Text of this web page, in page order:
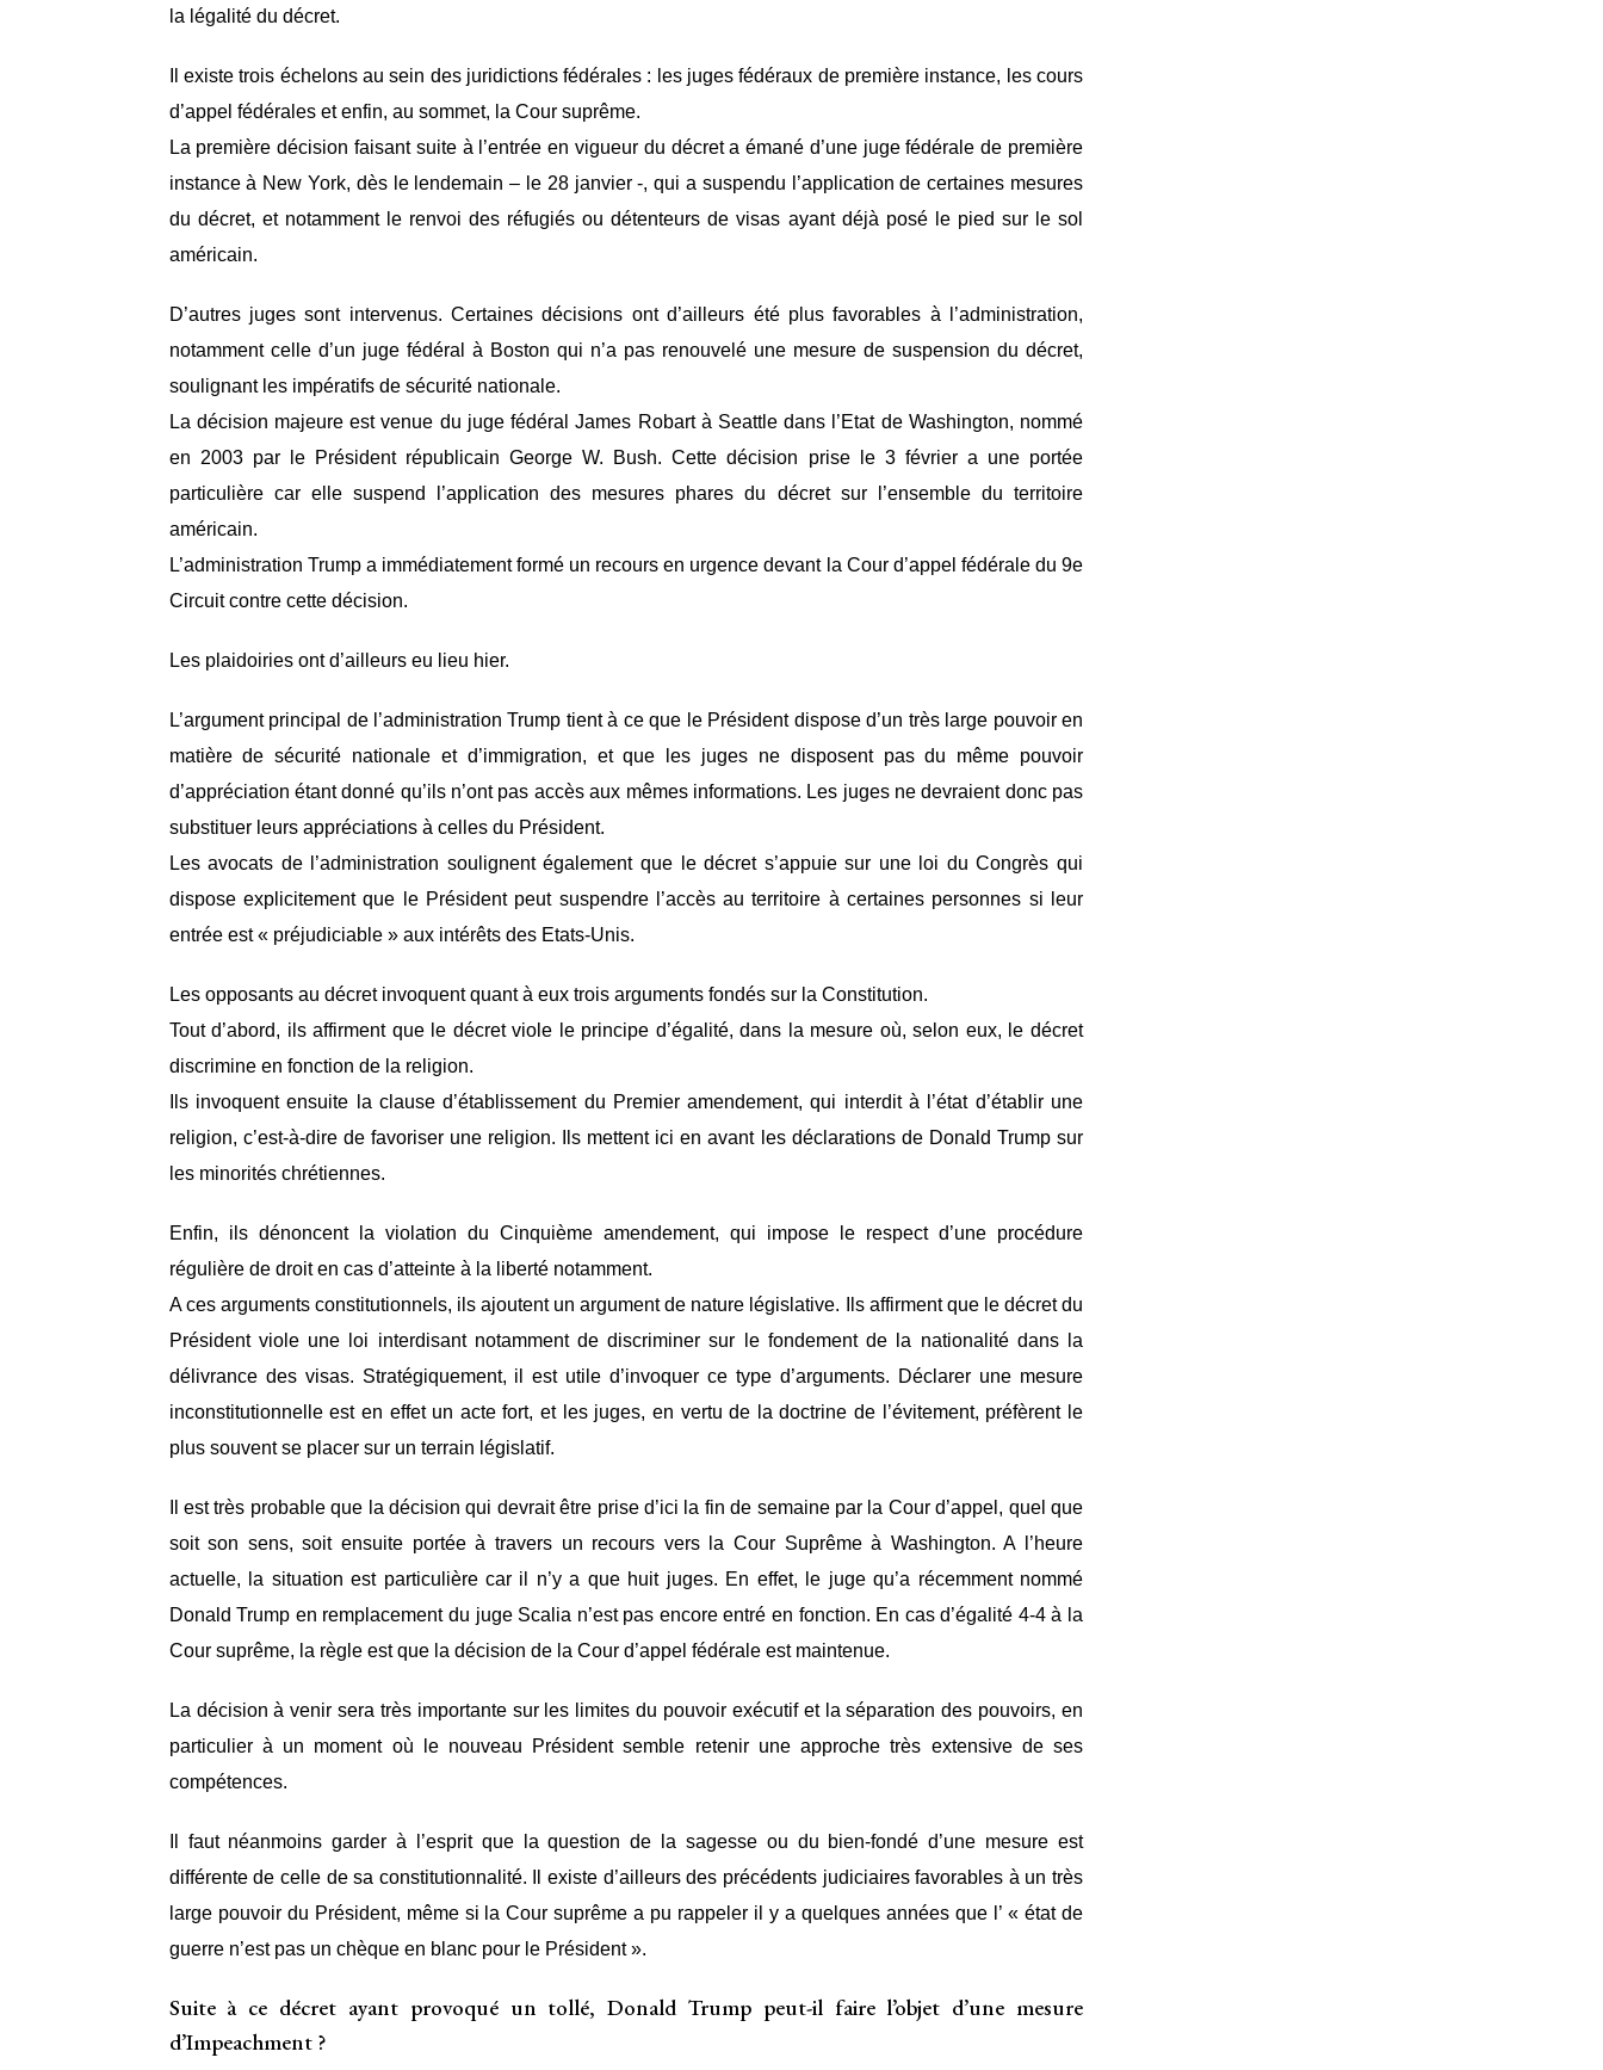
la légalité du décret.
Il existe trois échelons au sein des juridictions fédérales : les juges fédéraux de première instance, les cours
d’appel fédérales et enfin, au sommet, la Cour suprême.
La première décision faisant suite à l’entrée en vigueur du décret a émané d’une juge fédérale de première
instance à New York, dès le lendemain – le 28 janvier -, qui a suspendu l’application de certaines mesures
du décret, et notamment le renvoi des réfugiés ou détenteurs de visas ayant déjà posé le pied sur le sol
américain.
D’autres juges sont intervenus. Certaines décisions ont d’ailleurs été plus favorables à l’administration,
notamment celle d’un juge fédéral à Boston qui n’a pas renouvelé une mesure de suspension du décret,
soulignant les impératifs de sécurité nationale.
La décision majeure est venue du juge fédéral James Robart à Seattle dans l’Etat de Washington, nommé
en 2003 par le Président républicain George W. Bush. Cette décision prise le 3 février a une portée
particulière car elle suspend l’application des mesures phares du décret sur l’ensemble du territoire
américain.
L’administration Trump a immédiatement formé un recours en urgence devant la Cour d’appel fédérale du 9e
Circuit contre cette décision.
Les plaidoiries ont d’ailleurs eu lieu hier.
L’argument principal de l’administration Trump tient à ce que le Président dispose d’un très large pouvoir en
matière de sécurité nationale et d’immigration, et que les juges ne disposent pas du même pouvoir
d’appréciation étant donné qu’ils n’ont pas accès aux mêmes informations. Les juges ne devraient donc pas
substituer leurs appréciations à celles du Président.
Les avocats de l’administration soulignent également que le décret s’appuie sur une loi du Congrès qui
dispose explicitement que le Président peut suspendre l’accès au territoire à certaines personnes si leur
entrée est « préjudiciable » aux intérêts des Etats-Unis.
Les opposants au décret invoquent quant à eux trois arguments fondés sur la Constitution.
Tout d’abord, ils affirment que le décret viole le principe d’égalité, dans la mesure où, selon eux, le décret
discrimine en fonction de la religion.
Ils invoquent ensuite la clause d’établissement du Premier amendement, qui interdit à l’état d’établir une
religion, c’est-à-dire de favoriser une religion. Ils mettent ici en avant les déclarations de Donald Trump sur
les minorités chrétiennes.
Enfin, ils dénoncent la violation du Cinquième amendement, qui impose le respect d’une procédure
régulière de droit en cas d’atteinte à la liberté notamment.
A ces arguments constitutionnels, ils ajoutent un argument de nature législative. Ils affirment que le décret du
Président viole une loi interdisant notamment de discriminer sur le fondement de la nationalité dans la
délivrance des visas. Stratégiquement, il est utile d’invoquer ce type d’arguments. Déclarer une mesure
inconstitutionnelle est en effet un acte fort, et les juges, en vertu de la doctrine de l’évitement, préfèrent le
plus souvent se placer sur un terrain législatif.
Il est très probable que la décision qui devrait être prise d’ici la fin de semaine par la Cour d’appel, quel que
soit son sens, soit ensuite portée à travers un recours vers la Cour Suprême à Washington. A l’heure
actuelle, la situation est particulière car il n’y a que huit juges. En effet, le juge qu’a récemment nommé
Donald Trump en remplacement du juge Scalia n’est pas encore entré en fonction. En cas d’égalité 4-4 à la
Cour suprême, la règle est que la décision de la Cour d’appel fédérale est maintenue.
La décision à venir sera très importante sur les limites du pouvoir exécutif et la séparation des pouvoirs, en
particulier à un moment où le nouveau Président semble retenir une approche très extensive de ses
compétences.
Il faut néanmoins garder à l’esprit que la question de la sagesse ou du bien-fondé d’une mesure est
différente de celle de sa constitutionnalité. Il existe d’ailleurs des précédents judiciaires favorables à un très
large pouvoir du Président, même si la Cour suprême a pu rappeler il y a quelques années que l’ « état de
guerre n’est pas un chèque en blanc pour le Président ».
Suite à ce décret ayant provoqué un tollé, Donald Trump peut-il faire l’objet d’une mesure
d’Impeachment ?